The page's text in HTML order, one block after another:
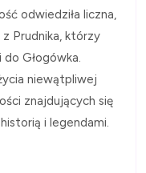
odwiedziła liczna,
Prudnika, którzy
Głogówka.
niewątpliwej
znajdujących się
i legendami.